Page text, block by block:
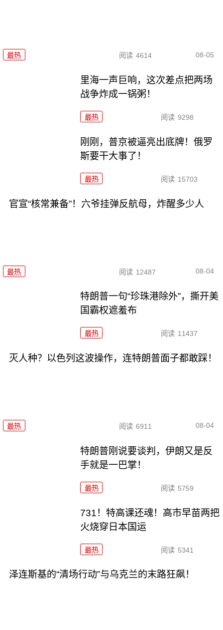
最热 阅读 4614 08-05
里海一声巨响，这次差点把两场
战争炸成一锅粥！
最热 阅读 9298
刚刚，普京被逼亮出底牌！俄罗
斯要干大事了！
最热 阅读 15703
官宣“核常兼备”！六爷挂弹反航母，炸醒多少人
最热 阅读 12487 08-04
特朗普一句“珍珠港除外”，撕开美
国霸权遮羞布
最热 阅读 11437
灭人种？以色列这波操作，连特朗普面子都敢踩！
最热 阅读 6911 08-04
特朗普刚说要谈判，伊朗又是反
手就是一巴掌！
最热 阅读 5759
731！特高课还魂！高市早苗两把
火烧穿日本国运
最热 阅读 5341
泽连斯基的“清场行动”与乌克兰的末路狂飙！